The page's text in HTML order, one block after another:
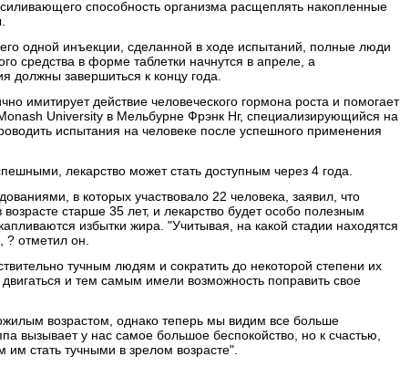
способность организма расщеплять накопленные
одной инъекции, сделанной в ходе испытаний, полные люди
средства в форме таблетки начнутся в апреле, а
должны завершиться к концу года.
имитирует действие человеческого гормона роста и помогает
University в Мельбурне Фрэнк Нг, специализирующийся на
испытания на человеке после успешного применения
лекарство может стать доступным через 4 года.
в которых участвовало 22 человека, заявил, что
старше 35 лет, и лекарство будет особо полезным
избытки жира. "Учитывая, на какой стадии находятся
отметил он.
тучным людям и сократить до некоторой степени их
и тем самым имели возможность поправить свое
возрастом, однако теперь мы видим все больше
вызывает у нас самое большое беспокойство, но к счастью,
стать тучными в зрелом возрасте".